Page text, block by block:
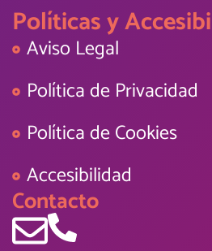
Políticas y
Aviso Legal
Política de Privacidad
Política de Cookies
Accesibilidad
Contacto